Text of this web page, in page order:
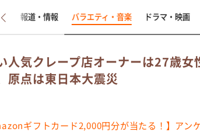
報道・情報 バラエティ・音楽 ドラマ・映画
人気クレープ店オーナーは27歳女
原点は東日本大震災
ギフトカード2,000円分が当たる！】アン